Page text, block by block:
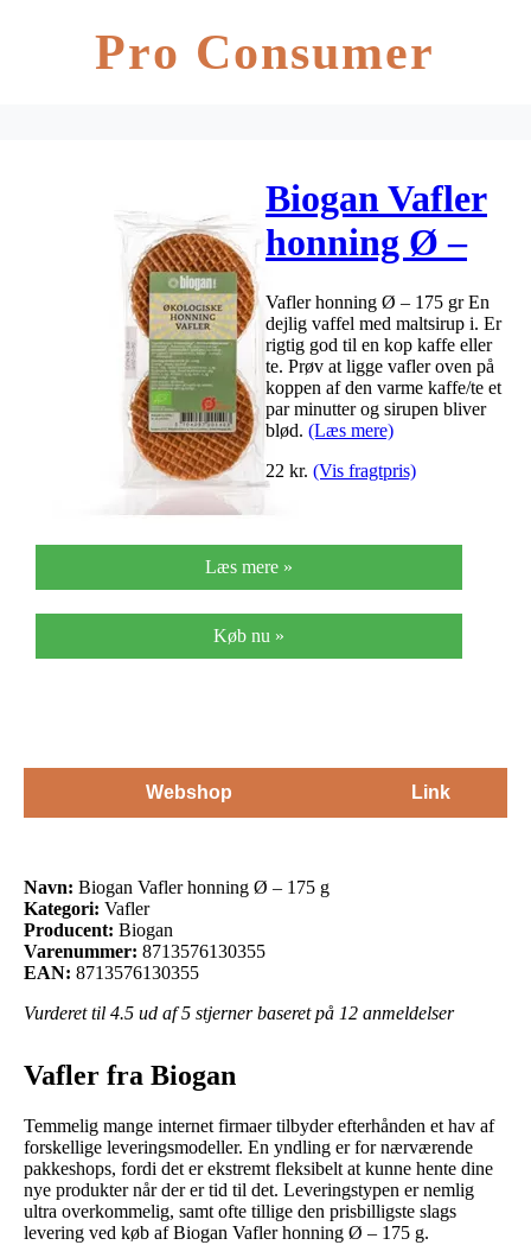
Pro Consumer
Biogan Vafler
honning Ø –
175 g
Vafler honning Ø – 175 gr En
dejlig vaffel med maltsirup i. Er
rigtig god til en kop kaffe eller
te. Prøv at ligge vafler oven på
koppen af den varme kaffe/te et
par minutter og sirupen bliver
blød. (Læs mere)
22 kr. (Vis fragtpris)
Læs mere »
Køb nu »
Webshop Link
Navn: Biogan Vafler honning Ø – 175 g
Kategori: Vafler
Producent: Biogan
Varenummer: 8713576130355
EAN: 8713576130355
Vurderet til 4.5 ud af 5 stjerner baseret på 12 anmeldelser
Vafler fra Biogan
Temmelig mange internet firmaer tilbyder efterhånden et hav af
forskellige leveringsmodeller. En yndling er for nærværende
pakkeshops, fordi det er ekstremt fleksibelt at kunne hente dine
nye produkter når der er tid til det. Leveringstypen er nemlig
ultra overkommelig, samt ofte tillige den prisbilligste slags
levering ved køb af Biogan Vafler honning Ø – 175 g.